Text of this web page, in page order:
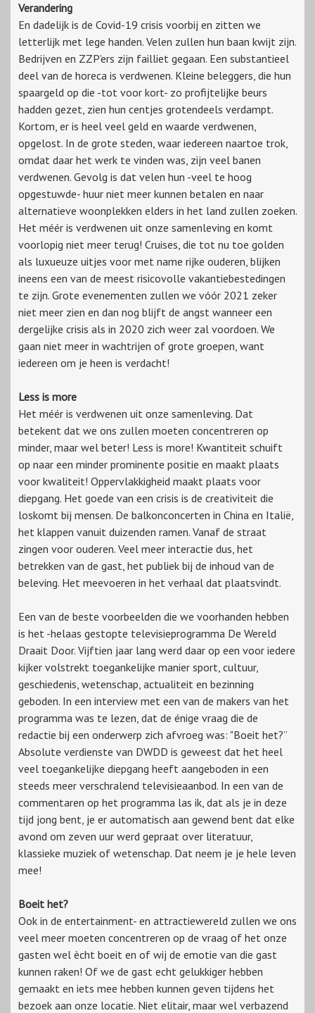
Verandering
En dadelijk is de Covid-19 crisis voorbij en zitten we
letterlijk met lege handen. Velen zullen hun baan kwijt zijn.
Bedrijven en ZZP’ers zijn failliet gegaan. Een substantieel
deel van de horeca is verdwenen. Kleine beleggers, die hun
spaargeld op die -tot voor kort- zo profijtelijke beurs
hadden gezet, zien hun centjes grotendeels verdampt.
Kortom, er is heel veel geld en waarde verdwenen,
opgelost. In de grote steden, waar iedereen naartoe trok,
omdat daar het werk te vinden was, zijn veel banen
verdwenen. Gevolg is dat velen hun -veel te hoog
opgestuwde- huur niet meer kunnen betalen en naar
alternatieve woonplekken elders in het land zullen zoeken.
Het méér is verdwenen uit onze samenleving en komt
voorlopig niet meer terug! Cruises, die tot nu toe golden
als luxueuze uitjes voor met name rijke ouderen, blijken
ineens een van de meest risicovolle vakantiebestedingen
te zijn. Grote evenementen zullen we vóór 2021 zeker
niet meer zien en dan nog blijft de angst wanneer een
dergelijke crisis als in 2020 zich weer zal voordoen. We
gaan niet meer in wachtrijen of grote groepen, want
iedereen om je heen is verdacht!
Less is more
Het méér is verdwenen uit onze samenleving. Dat
betekent dat we ons zullen moeten concentreren op
minder, maar wel beter! Less is more! Kwantiteit schuift
op naar een minder prominente positie en maakt plaats
voor kwaliteit! Oppervlakkigheid maakt plaats voor
diepgang. Het goede van een crisis is de creativiteit die
loskomt bij mensen. De balkonconcerten in China en Italië,
het klappen vanuit duizenden ramen. Vanaf de straat
zingen voor ouderen. Veel meer interactie dus, het
betrekken van de gast, het publiek bij de inhoud van de
beleving. Het meevoeren in het verhaal dat plaatsvindt.
Een van de beste voorbeelden die we voorhanden hebben
is het -helaas gestopte televisieprogramma De Wereld
Draait Door. Vijftien jaar lang werd daar op een voor iedere
kijker volstrekt toegankelijke manier sport, cultuur,
geschiedenis, wetenschap, actualiteit en bezinning
geboden. In een interview met een van de makers van het
programma was te lezen, dat de énige vraag die de
redactie bij een onderwerp zich afvroeg was: "Boeit het?”
Absolute verdienste van DWDD is geweest dat het heel
veel toegankelijke diepgang heeft aangeboden in een
steeds meer verschralend televisieaanbod. In een van de
commentaren op het programma las ik, dat als je in deze
tijd jong bent, je er automatisch aan gewend bent dat elke
avond om zeven uur werd gepraat over literatuur,
klassieke muziek of wetenschap. Dat neem je je hele leven
mee!
Boeit het?
Ook in de entertainment- en attractiewereld zullen we ons
veel meer moeten concentreren op de vraag of het onze
gasten wel ècht boeit en of wij de emotie van die gast
kunnen raken! Of we de gast echt gelukkiger hebben
gemaakt en iets mee hebben kunnen geven tijdens het
bezoek aan onze locatie. Niet elitair, maar wel verbazend